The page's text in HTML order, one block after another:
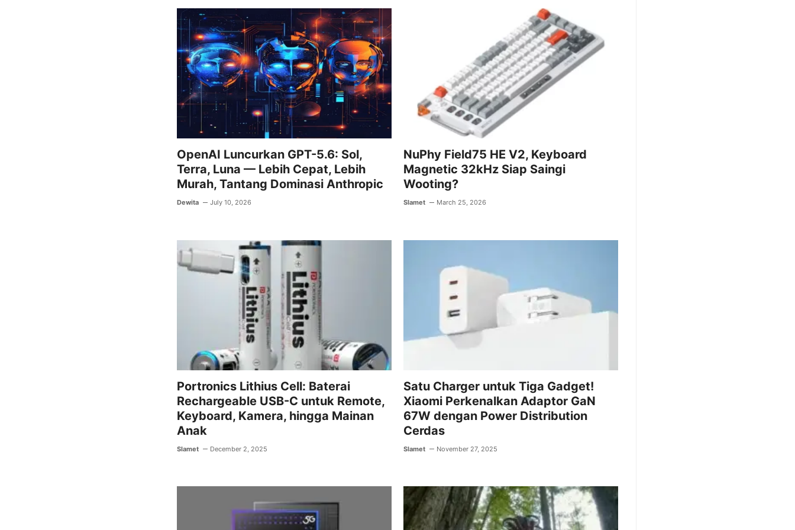
o
o
k
OpenAI Luncurkan GPT-5.6: Sol,
Terra, Luna — Lebih Cepat, Lebih
Murah, Tantang Dominasi Anthropic
Dewita July 10, 2026
NuPhy Field75 HE V2, Keyboard
Magnetic 32kHz Siap Saingi
Wooting?
Slamet March 25, 2026
Portronics Lithius Cell: Baterai
Rechargeable USB-C untuk Remote,
Keyboard, Kamera, hingga Mainan
Anak
Slamet December 2, 2025
Satu Charger untuk Tiga Gadget!
Xiaomi Perkenalkan Adaptor GaN
67W dengan Power Distribution
Cerdas
Slamet November 27, 2025